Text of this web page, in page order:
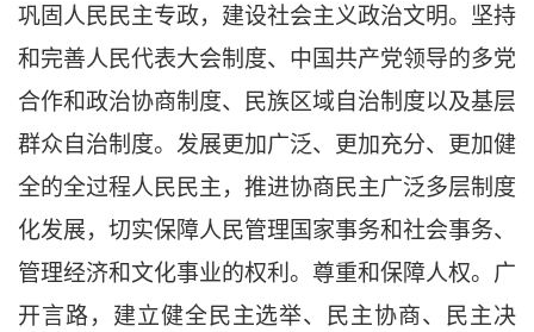
巩固人民民主专政，建设社会主义政治文明。坚持
和完善人民代表大会制度、中国共产党领导的多党
合作和政治协商制度、民族区域自治制度以及基层
群众自治制度。发展更加广泛、更加充分、更加健
全的全过程人民民主，推进协商民主广泛多层制度
化发展，切实保障人民管理国家事务和社会事务、
管理经济和文化事业的权利。尊重和保障人权。广
开言路，建立健全民主选举、民主协商、民主决